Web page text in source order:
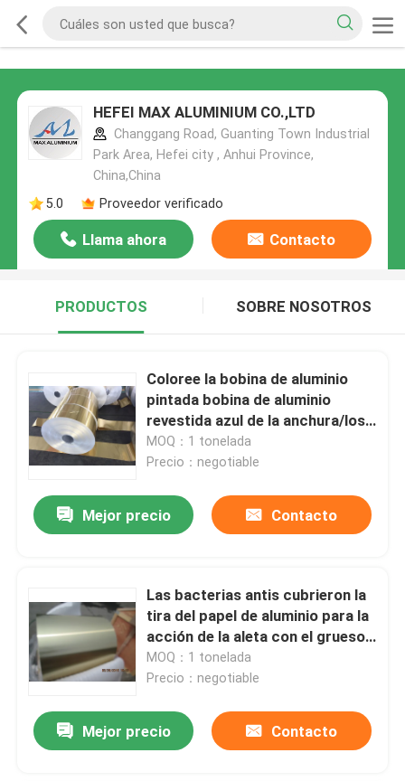
HEFEI MAX ALUMINIUM CO.,LTD
Changgang Road, Guanting Town Industrial
Park Area, Hefei city , Anhui Province,
China,China
5.0
Proveedor verificado
Llama ahora Contacto
PRODUCTOS SOBRE NOSOTROS
Coloree la bobina de aluminio
pintada bobina de aluminio
revestida azul de la anchura/los
0.18MM de 60 - del 1250MM
MOQ：1 tonelada
Precio：negotiable
Mejor precio Contacto
Las bacterias antis cubrieron la
tira del papel de aluminio para la
acción de la aleta con el grueso
0.145M M
MOQ：1 tonelada
Precio：negotiable
Mejor precio Contacto